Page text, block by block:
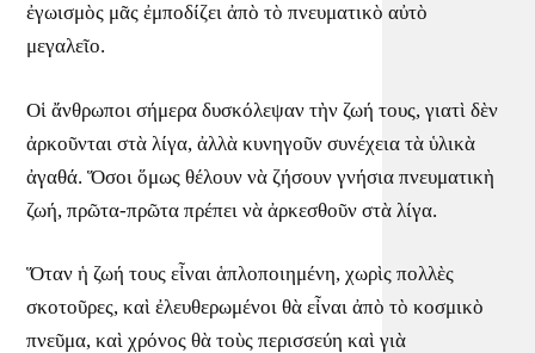
ἐγωισμὸς μᾶς ἐμποδίζει ἀπὸ τὸ πνευματικὸ αὐτὸ
μεγαλεῖο.
Οἱ ἄνθρωποι σήμερα δυσκόλεψαν τὴν ζωή τους, γιατὶ δὲν
ἀρκοῦνται στὰ λίγα, ἀλλὰ κυνηγοῦν συνέχεια τὰ ὑλικὰ
ἀγαθά. Ὅσοι ὅμως θέλουν νὰ ζήσουν γνήσια πνευματικὴ
ζωή, πρῶτα-πρῶτα πρέπει νὰ ἀρκεσθοῦν στὰ λίγα.
Ὅταν ἡ ζωή τους εἶναι ἁπλοποιημένη, χωρὶς πολλὲς
σκοτοῦρες, καὶ ἐλευθερωμένοι θὰ εἶναι ἀπὸ τὸ κοσμικὸ
πνεῦμα, καὶ χρόνος θὰ τοὺς περισσεύη καὶ γιὰ